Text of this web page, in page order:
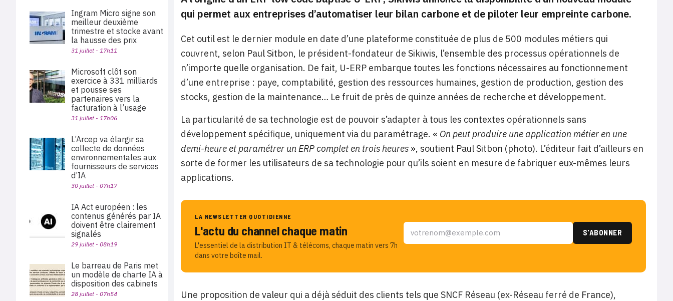
qui permet aux entreprises d’automatiser leur bilan carbone et de piloter leur empreinte carbone.
Cet outil est le dernier module en date d’une plateforme constituée de plus de 500 modules métiers qui
couvrent, selon Paul Sitbon, le président-fondateur de Sikiwis, l’ensemble des processus opérationnels de
n’importe quelle organisation. De fait, U-ERP embarque toutes les fonctions nécessaires au fonctionnement
d’une entreprise : paye, comptabilité, gestion des ressources humaines, gestion de production, gestion des
stocks, gestion de la maintenance… Le fruit de près de quinze années de recherche et développement.
La particularité de sa technologie est de pouvoir s’adapter à tous les contextes opérationnels sans
développement spécifique, uniquement via du paramétrage. « On peut produire une application métier en une
demi-heure et paramétrer un ERP complet en trois heures », soutient Paul Sitbon (photo). L’éditeur fait d’ailleurs en
sorte de former les utilisateurs de sa technologie pour qu’ils soient en mesure de fabriquer eux-mêmes leurs
applications.
LA NEWSLETTER QUOTIDIENNE
L'actu du channel chaque matin
L'essentiel de la distribution IT & télécoms, chaque matin vers 7h
dans votre boîte mail.
Une proposition de valeur qui a déjà séduit des clients tels que SNCF Réseau (ex-Réseau ferré de France),
Ingram Micro signe son
meilleur deuxième
trimestre et stocke avant
la hausse des prix
31 juillet - 17h11
Microsoft clôt son
exercice à 331 milliards
et pousse ses
partenaires vers la
facturation à l’usage
31 juillet - 17h06
L’Arcep va élargir sa
collecte de données
environnementales aux
fournisseurs de services
d’IA
30 juillet - 07h17
IA Act européen : les
contenus générés par IA
doivent être clairement
signalés
29 juillet - 08h19
Le barreau de Paris met
un modèle de charte IA à
disposition des cabinets
28 juillet - 07h54